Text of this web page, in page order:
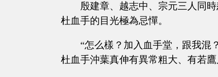
殷建章、越志中、宗元三人同
杜血手的目光極為忌憚。
“怎么樣？加入血手堂，跟我混
杜血手沖葉真伸有異常粗大、有若